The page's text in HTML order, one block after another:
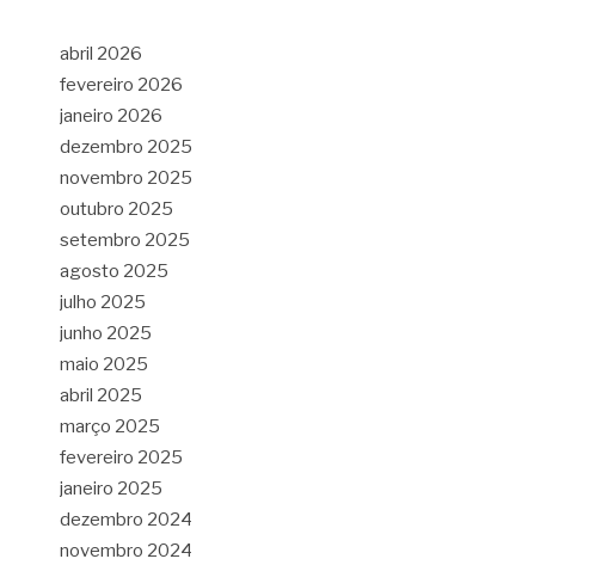
abril 2026
fevereiro 2026
janeiro 2026
dezembro 2025
novembro 2025
outubro 2025
setembro 2025
agosto 2025
julho 2025
junho 2025
maio 2025
abril 2025
março 2025
fevereiro 2025
janeiro 2025
dezembro 2024
novembro 2024